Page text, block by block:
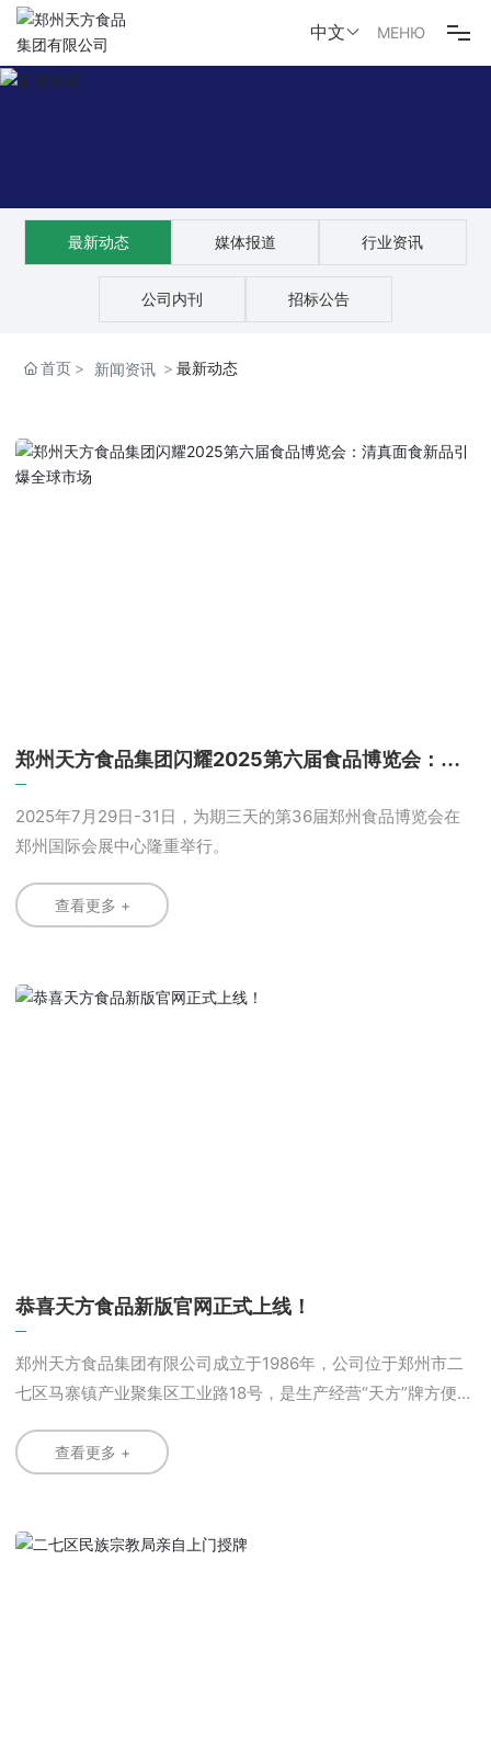
网站首页
社会责任
中文 МЕНЮ
最新动态 媒体报道 行业资讯
公司内刊 招标公告
首页 新闻资讯 最新动态
郑州天方食品集团闪耀2025第六届食品博览会：清
真面食新品引爆全球市场
2025年7月29日-31日，为期三天的第36届郑州食品博览会在
郑州国际会展中心隆重举行。
查看更多 +
恭喜天方食品新版官网正式上线！
郑州天方食品集团有限公司成立于1986年，公司位于郑州市二
七区马寨镇产业聚集区工业路18号，是生产经营“天方”牌方便面
查看更多 +